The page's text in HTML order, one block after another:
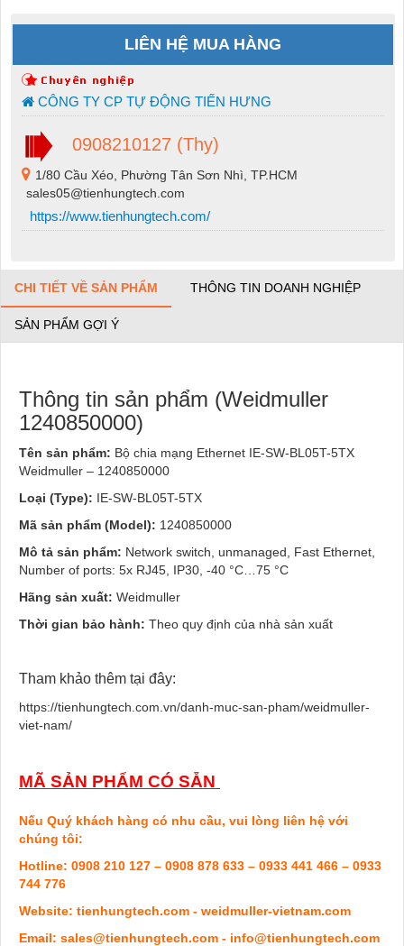
LIÊN HỆ MUA HÀNG
CÔNG TY CP TỰ ĐỘNG TIẾN HƯNG
0908210127 (Thy)
1/80 Cầu Xéo, Phường Tân Sơn Nhì, TP.HCM
sales05@tienhungtech.com
https://www.tienhungtech.com/
CHI TIẾT VỀ SẢN PHẨM THÔNG TIN DOANH NGHIỆP
SẢN PHẨM GỢI Ý
Thông tin sản phẩm (Weidmuller
1240850000)
Tên sản phẩm: Bộ chia mạng Ethernet IE-SW-BL05T-5TX
Weidmuller – 1240850000
Loại (Type): IE-SW-BL05T-5TX
Mã sản phẩm (Model): 1240850000
Mô tả sản phẩm: Network switch, unmanaged, Fast Ethernet,
Number of ports: 5x RJ45, IP30, -40 °C…75 °C
Hãng sản xuất: Weidmuller
Thời gian bảo hành: Theo quy định của nhà sản xuất
Tham khảo thêm tại đây:
https://tienhungtech.com.vn/danh-muc-san-pham/weidmuller-
viet-nam/
MÃ SẢN PHẨM CÓ SẴN
Nếu Quý khách hàng có nhu cầu, vui lòng liên hệ với
chúng tôi:
Hotline: 0908 210 127 – 0908 878 633 – 0933 441 466 – 0933
744 776
Website: tienhungtech.com - weidmuller-vietnam.com
Email: sales@tienhungtech.com - info@tienhungtech.com